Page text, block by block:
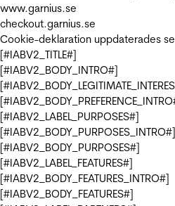
www.garnius.se
checkout.garnius.se
Cookie-deklaration uppdaterades
[#IABV2_TITLE#]
[#IABV2_BODY_INTRO#]
[#IABV2_LABEL_PURPOSES#]
[#IABV2_BODY_PURPOSES_INTRO#]
[#IABV2_BODY_PURPOSES#]
[#IABV2_LABEL_FEATURES#]
[#IABV2_BODY_FEATURES_INTRO#]
[#IABV2_BODY_FEATURES#]